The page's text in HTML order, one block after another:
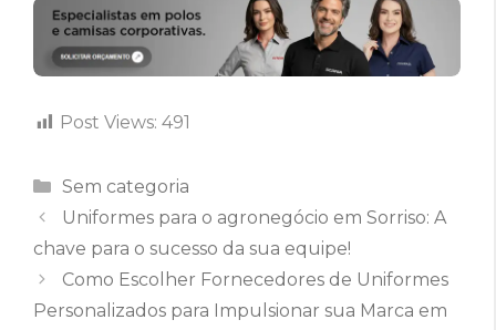
Post Views: 491
Categorias
Sem categoria
Uniformes para o agronegócio em Sorriso: A
chave para o sucesso da sua equipe!
Como Escolher Fornecedores de Uniformes
Personalizados para Impulsionar sua Marca em